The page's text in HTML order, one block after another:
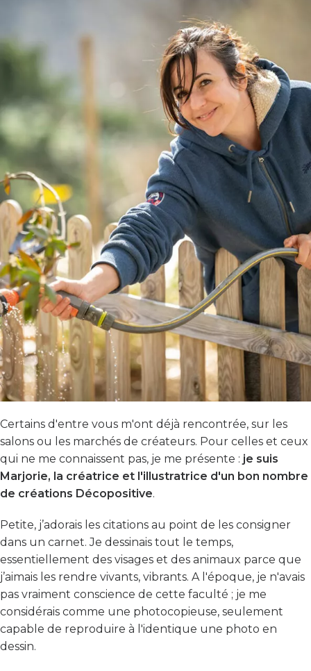
Certains d'entre vous m'ont déjà rencontrée, sur les
salons ou les marchés de créateurs. Pour celles et ceux
qui ne me connaissent pas, je me présente : je suis
Marjorie, la créatrice et l'illustratrice d'un bon nombre
de créations Décopositive.
Petite, j’adorais les citations au point de les consigner
dans un carnet. Je dessinais tout le temps,
essentiellement des visages et des animaux parce que
j’aimais les rendre vivants, vibrants. A l'époque, je n'avais
pas vraiment conscience de cette faculté ; je me
considérais comme une photocopieuse, seulement
capable de reproduire à l'identique une photo en
dessin.